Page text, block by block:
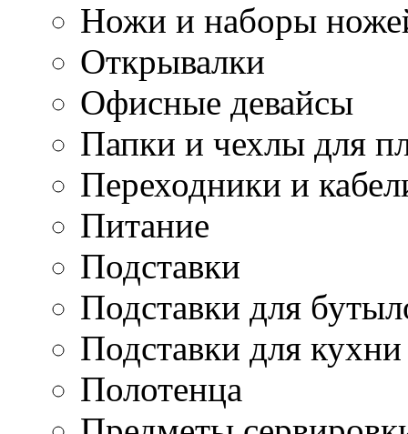
Ножи и наборы
Открывалки
Офисные девайсы
Папки и чехлы для
Переходники и
Питание
Подставки
Подставки для
Подставки для кухни
Полотенца